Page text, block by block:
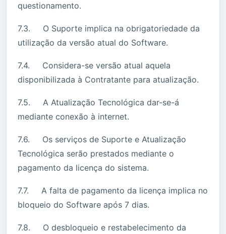
questionamento.
7.3. O Suporte implica na obrigatoriedade da
utilização da versão atual do Software.
7.4. Considera-se versão atual aquela
disponibilizada à Contratante para atualização.
7.5. A Atualização Tecnológica dar-se-á
mediante conexão à internet.
7.6. Os serviços de Suporte e Atualização
Tecnológica serão prestados mediante o
pagamento da licença do sistema.
7.7. A falta de pagamento da licença implica no
bloqueio do Software após 7 dias.
7.8. O desbloqueio e restabelecimento da